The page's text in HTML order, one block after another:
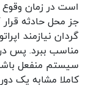
است در زمان وقوع
جز محل حادثه
گردان نیازمند
مناسب ببرد. پس
سیستم منفعل
کاملا مشابه یک